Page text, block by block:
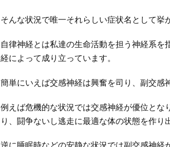
そんな状況で唯一それらしい症状名として挙
自律神経とは私達の生命活動を担う神経系
経によって成り立っています。
簡単にいえば交感神経は興奮を司り、副交感
例えば危機的な状況では交感神経が優位と
り、闘争ないし逃走に最適な体の状態を作り